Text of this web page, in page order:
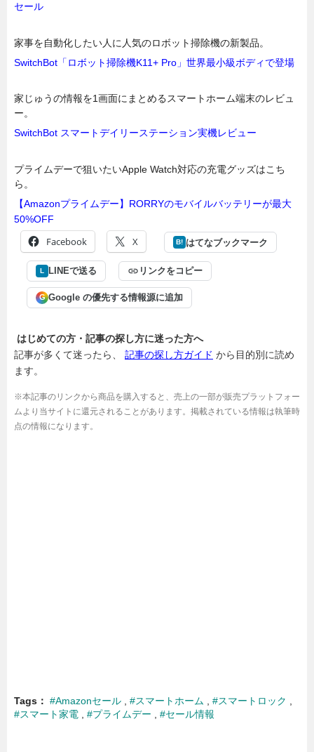
セール
家事を自動化したい人に人気のロボット掃除機の新製品。
SwitchBot「ロボット掃除機K11+ Pro」世界最小級ボディで登場
家じゅうの情報を1画面にまとめるスマートホーム端末のレビュ
ー。
SwitchBot スマートデイリーステーション実機レビュー
プライムデーで狙いたいApple Watch対応の充電グッズはこち
ら。
【Amazonプライムデー】RORRYのモバイルバッテリーが最大
50%OFF
Facebook X B! はてなブックマーク
L LINEで送る リンクをコピー
G Google の優先する情報源に追加
はじめての方・記事の探し方に迷った方へ
記事が多くて迷ったら、 記事の探し方ガイド から目的別に読め
ます。
※本記事のリンクから商品を購入すると、売上の一部が販売プラットフォー
ムより当サイトに還元されることがあります。掲載されている情報は執筆時
点の情報になります。
Tags #Amazonセール #スマートホーム
#スマートロック
#スマート家電
#プライムデー #セール情報